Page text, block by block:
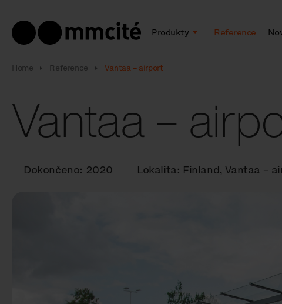
Produkty Reference
Home Reference Vantaa – airport
Vantaa –
Dokončeno: 2020 Lokalita: Finland, Vantaa –